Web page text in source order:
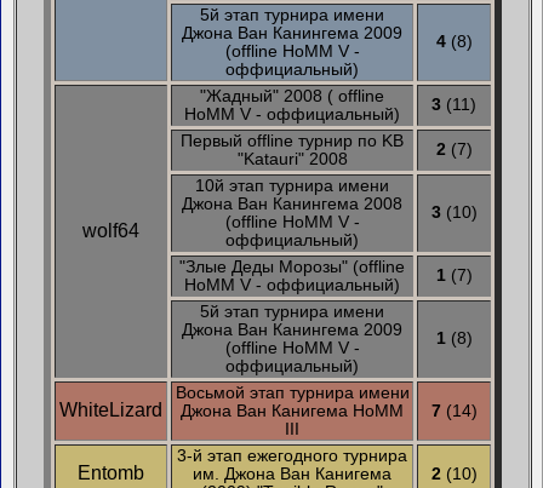
5й этап турнира имени
Джона Ван Канингема 2009
(offline HoMM V -
оффициальный)
4(8)
wolf64
"Жадный" 2008 ( offline
HoMM V - оффициальный)
3 (11)
Первый offline турнир по KB
"Katauri" 2008
2(7)
10й этап турнира имени
Джона Ван Канингема 2008
(offline HoMM V -
оффициальный)
3(10)
"Злые Деды Морозы" (offline
HoMM V - оффициальный)
1(7)
5й этап турнира имени
Джона Ван Канингема 2009
(offline HoMM V -
оффициальный)
1(8)
WhiteLizard
Восьмой этап турнира имени
Джона Ван Канигема HoMM
7(14)
Entomb
3-й этап ежегодного турнира
им. Джона Ван Канигема
2(10)